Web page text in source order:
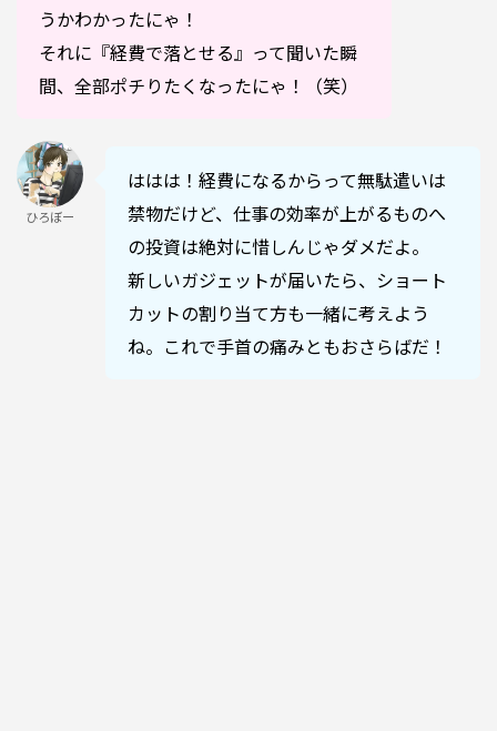
うかわかったにゃ！
それに『経費で落とせる』って聞いた瞬
間、全部ポチりたくなったにゃ！（笑）
ひろぼー
ははは！経費になるからって無駄遣いは
禁物だけど、仕事の効率が上がるものへ
の投資は絶対に惜しんじゃダメだよ。
新しいガジェットが届いたら、ショート
カットの割り当て方も一緒に考えよう
ね。これで手首の痛みともおさらばだ！